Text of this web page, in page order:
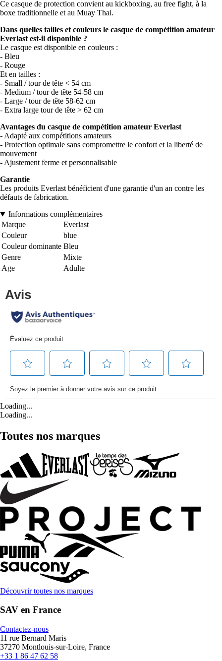
Ce casque de protection convient au kickboxing, au free fight, à la
boxe traditionnelle et au Muay Thai.
Dans quelles tailles et couleurs le casque de compétition amateur
Everlast est-il disponible ?
Le casque est disponible en couleurs :
- Bleu
- Rouge
Et en tailles :
- Small / tour de tête < 54 cm
- Medium / tour de tête 54-58 cm
- Large / tour de tête 58-62 cm
- Extra large tour de tête > 62 cm
Avantages du casque de compétition amateur Everlast
- Adapté aux compétitions amateurs
- Protection optimale sans compromettre le confort et la liberté de
mouvement
- Ajustement ferme et personnalisable
Garantie
Les produits Everlast bénéficient d'une garantie d'un an contre les
défauts de fabrication.
Informations complémentaires
Marque
Everlast
Couleur
blue
Couleur dominante Bleu
Genre
Mixte
Age
Adulte
Loading...
Loading...
Toutes nos marques
Découvrir toutes nos marques
SAV en France
Contactez-nous
11 rue Bernard Maris
37270 Montlouis-sur-Loire, France
+33 1 86 47 62 58